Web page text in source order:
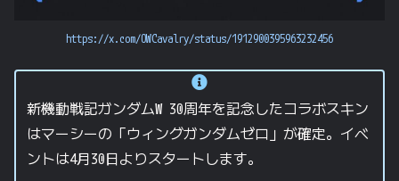
https://x.com/OWCavalry/status/1912900395963232456
新機動戦記ガンダムW 30周年を記念したコラボスキン
はマーシーの「ウィングガンダムゼロ」が確定。イベ
ントは4月30日よりスタートします。